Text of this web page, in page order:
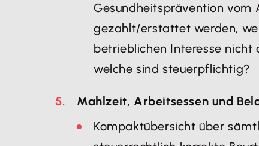
Gesundheitsprävention vom
gezahlt/erstattet werden,
betrieblichen Interesse nicht
welche sind steuerpflichtig?
Mahlzeit, Arbeitsessen und
Kompaktübersicht über